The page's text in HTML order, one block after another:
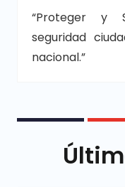
“Proteger y
seguridad
nacional.”